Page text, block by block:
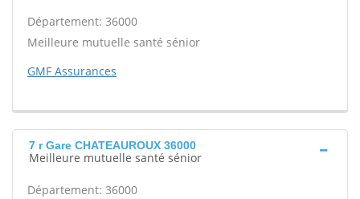
Département: 36000
Meilleure mutuelle santé sénior
GMF Assurances
7 r Gare CHATEAUROUX 36000
Meilleure mutuelle santé sénior
Département: 36000